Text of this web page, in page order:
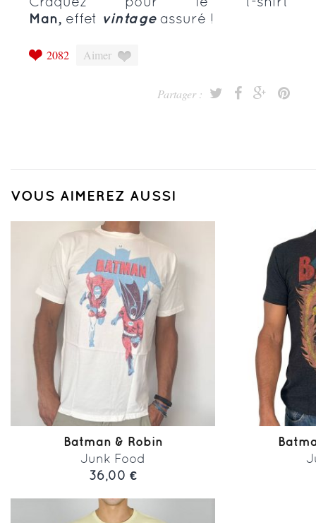
Man, effet vintageassuré !
Partager :
Aimer
2082
VOUS AIMEREZ AUSSI
Batman & Robin
Junk Food
36,00 €